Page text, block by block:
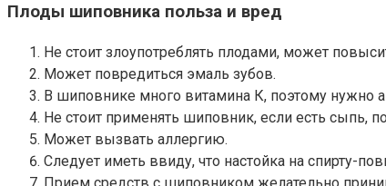
Плоды шиповника польза и вред
Не стоит злоупотреблять плодами, может
Может повредиться эмаль зубов.
В шиповнике много витамина К, поэтому нужно
Не стоит применять шиповник, если есть сыпь,
Может вызвать аллергию.
Следует иметь ввиду, что настойка на спирту-